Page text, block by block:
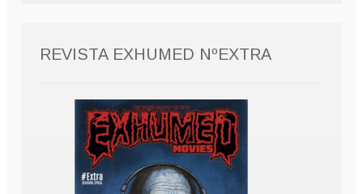
REVISTA EXHUMED NºEXTRA